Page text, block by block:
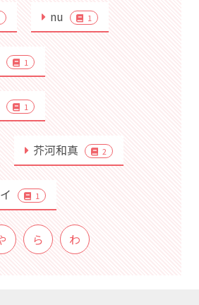
nu 1
1
1
芥河和真 2
1
ら わ